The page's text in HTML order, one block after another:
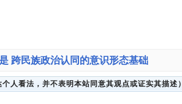
跨民族政治认同的意识形态基础
人看法，并不表明本站同意其观点或证实其描述）